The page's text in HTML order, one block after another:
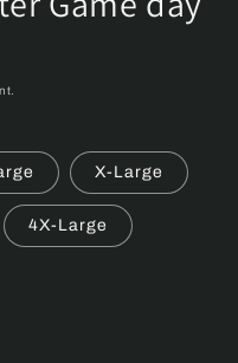
X-Large
4X-Large